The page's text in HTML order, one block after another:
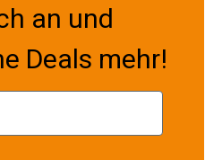
an und
Deals mehr!